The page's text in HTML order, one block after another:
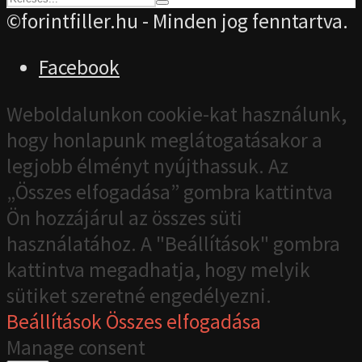
©forintfiller.hu - Minden jog fenntartva.
Facebook
Weboldalunkon cookie-kat használunk,
hogy honlapunk meglátogatásakor a
legjobb élményt nyújthassuk. Az
„Összes elfogadása” gombra kattintva
Ön hozzájárul az összes süti
használatához. A "Beállítások" gombra
kattintva megadhatja, hogy melyik
sütiket szeretné engedélyezni.
BeállításokÖsszes elfogadása
Manage consent